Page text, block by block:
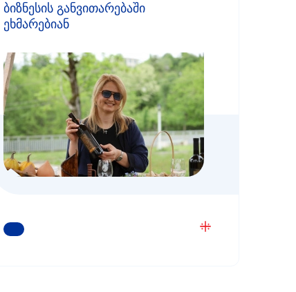
ბიზნესის განვითარებაში
ეხმარებიან
ᲒᲐᲘᲒᲔᲗ ᲛᲔᲢᲘ